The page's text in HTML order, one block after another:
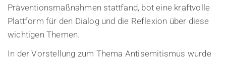
Präventionsmaßnahmen stattfand, bot eine kraftvolle
Plattform für den Dialog und die Reflexion über diese
wichtigen Themen.
In der Vorstellung zum Thema Antisemitismus wurde